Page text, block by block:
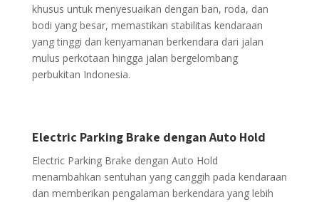
khusus untuk menyesuaikan dengan ban, roda, dan
bodi yang besar, memastikan stabilitas kendaraan
yang tinggi dan kenyamanan berkendara dari jalan
mulus perkotaan hingga jalan bergelombang
perbukitan Indonesia.
Electric Parking Brake dengan Auto Hold
Electric Parking Brake dengan Auto Hold
menambahkan sentuhan yang canggih pada kendaraan
dan memberikan pengalaman berkendara yang lebih